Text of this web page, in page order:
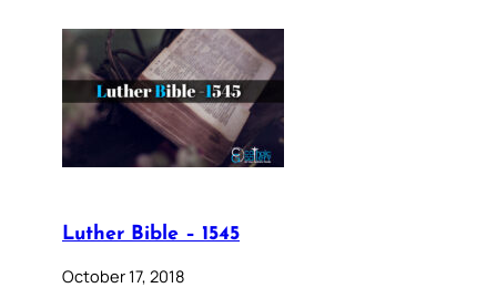
Luther Bible – 1545
October 17, 2018